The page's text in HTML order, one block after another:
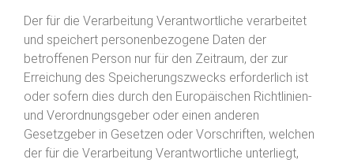
Der für die Verarbeitung Verantwortliche verarbeitet
und speichert personenbezogene Daten der
betroffenen Person nur für den Zeitraum, der zur
Erreichung des Speicherungszwecks erforderlich ist
oder sofern dies durch den Europäischen Richtlinien-
und Verordnungsgeber oder einen anderen
Gesetzgeber in Gesetzen oder Vorschriften, welchen
der für die Verarbeitung Verantwortliche unterliegt,